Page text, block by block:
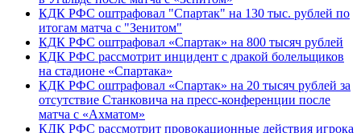
КДК РФС оштрафовал "Спартак" на 130 тыс. рублей по
итогам матча с "Зенитом"
КДК РФС оштрафовал «Спартак» на 800 тысяч рублей
КДК РФС рассмотрит инцидент с дракой болельщиков
на стадионе «Спартака»
КДК РФС оштрафовал «Спартак» на 20 тысяч рублей за
отсутствие Станковича на пресс‑конференции после
матча с «Ахматом»
КДК РФС рассмотрит провокационные действия игрока